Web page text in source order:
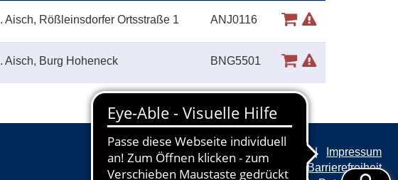
Aisch, Rößleinsdorfer Ortsstraße 1 ANJ0116
Aisch, Burg Hoheneck BNG5501
Impressum
Erklärung zur Barrierefreiheit